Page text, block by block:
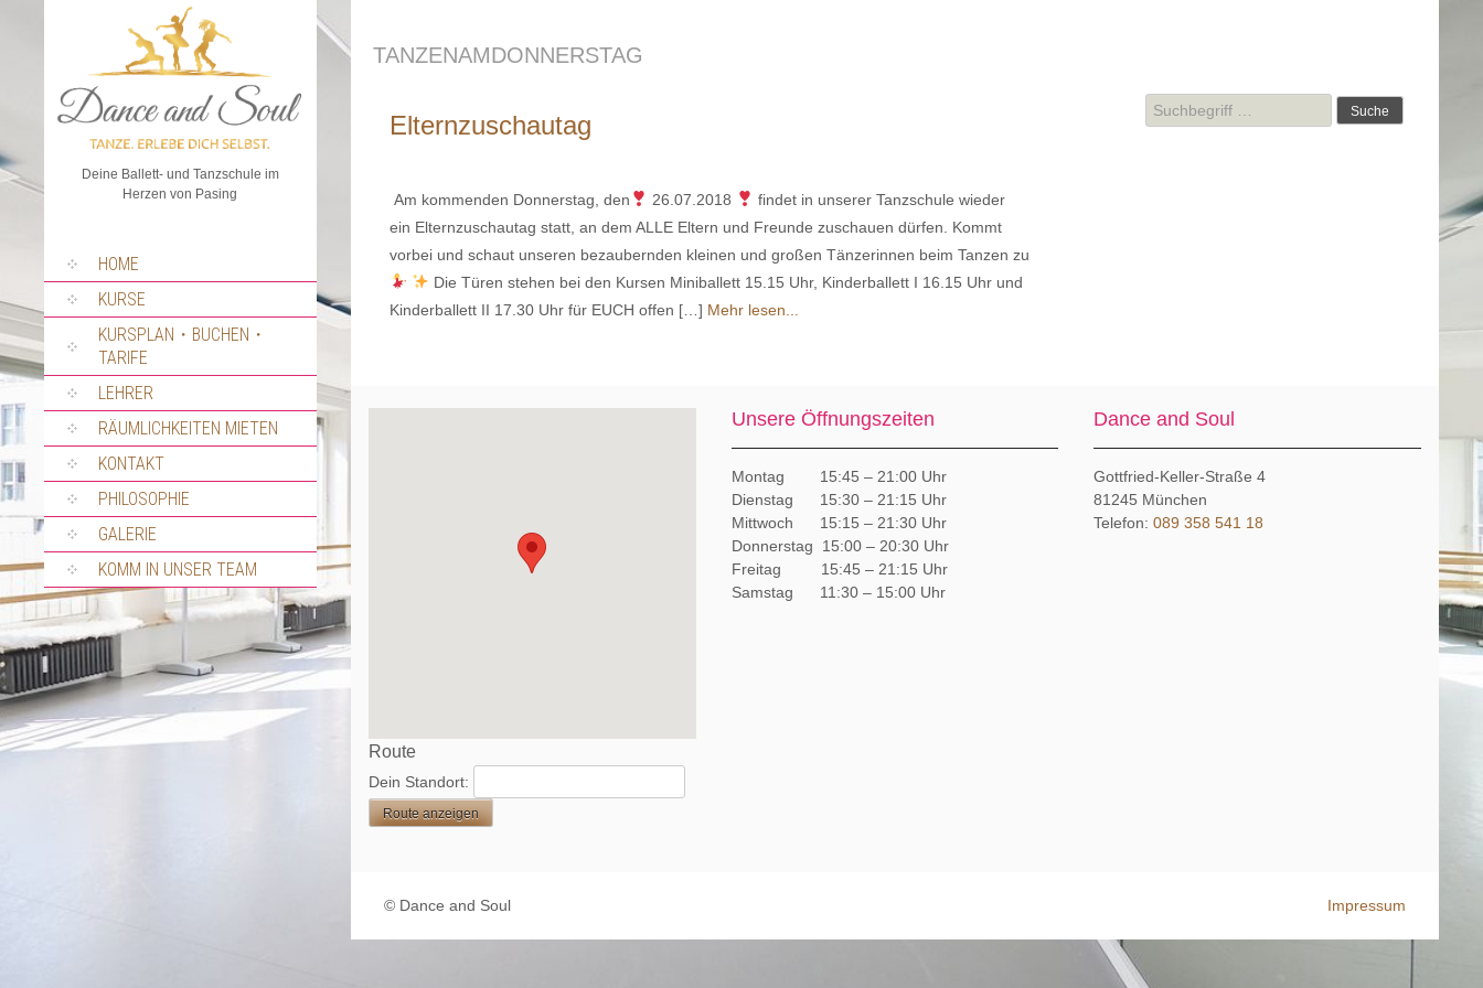
Deine Ballett- und Tanzschule im
Herzen von Pasing
SPRUNG
ZUM
INHALT
HOME
KURSE
KURSPLAN・BUCHEN・
TARIFE
LEHRER
RÄUMLICHKEITEN MIETEN
KONTAKT
PHILOSOPHIE
GALERIE
KOMM IN UNSER TEAM
TANZENAMDONNERSTAG
Elternzuschautag
Am kommenden Donnerstag, den 26.07.2018
findet in unserer Tanzschule wieder
ein Elternzuschautag statt, an dem ALLE Eltern und Freunde zuschauen dürfen. Kommt
vorbei und schaut unseren bezaubernden kleinen und großen Tänzerinnen beim Tanzen zu
Die Türen stehen bei den Kursen Miniballett 15.15 Uhr, Kinderballett I 16.15 Uhr und
Kinderballett II 17.30 Uhr für EUCH offen […] Mehr lesen...
Suche
nach:
Route
Dein Standort:
Unsere Öffnungszeiten
Montag 15:45 – 21:00 Uhr
Dienstag 15:30 – 21:15 Uhr
Mittwoch 15:15 – 21:30 Uhr
Donnerstag 15:00 – 20:30 Uhr
Freitag 15:45 – 21:15 Uhr
Samstag 11:30 – 15:00 Uhr
Dance and Soul
Gottfried-Keller-Straße 4
81245 München
Telefon:089 358 541 18
© Dance and Soul Impressum